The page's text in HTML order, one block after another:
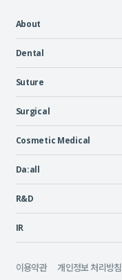
About
Dental
Suture
Surgical
Cosmetic Medical
Da:all
R&D
IR
이용약관 개인정보 처리방침